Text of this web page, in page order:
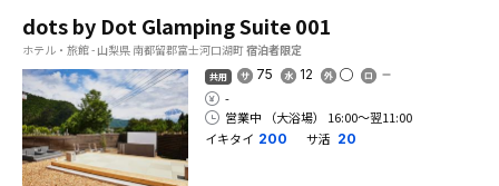
dots by Dot Glamping Suite 001
ホテル・旅館 - 山梨県 南都留郡富士河口湖町宿泊者限定
共用 75 12
-
営業中 （大浴場） 16:00〜翌11:00
イキタイ 200 サ活 20